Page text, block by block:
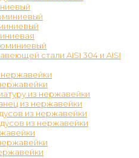
стали AISI 304 и AISI
из нержавейки
из нержавейки
из нержавейки
из нержавейки